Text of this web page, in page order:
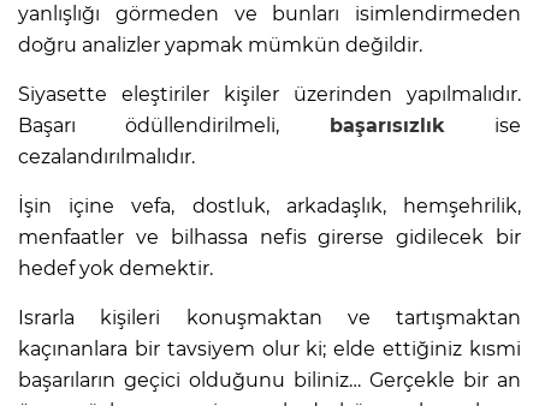
yanlışlığı görmeden ve bunları isimlendirmeden
doğru analizler yapmak mümkün değildir.
Siyasette eleştiriler kişiler üzerinden yapılmalıdır.
Başarı ödüllendirilmeli, başarısızlık ise
cezalandırılmalıdır.
İşin içine vefa, dostluk, arkadaşlık, hemşehrilik,
menfaatler ve bilhassa nefis girerse gidilecek bir
hedef yok demektir.
Israrla kişileri konuşmaktan ve tartışmaktan
kaçınanlara bir tavsiyem olur ki; elde ettiğiniz kısmi
başarıların geçici olduğunu biliniz… Gerçekle bir an